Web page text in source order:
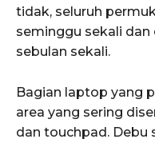
tidak, seluruh
seminggu sekali dan
sebulan sekali.
Bagian laptop yang
area yang sering
dan touchpad. Debu